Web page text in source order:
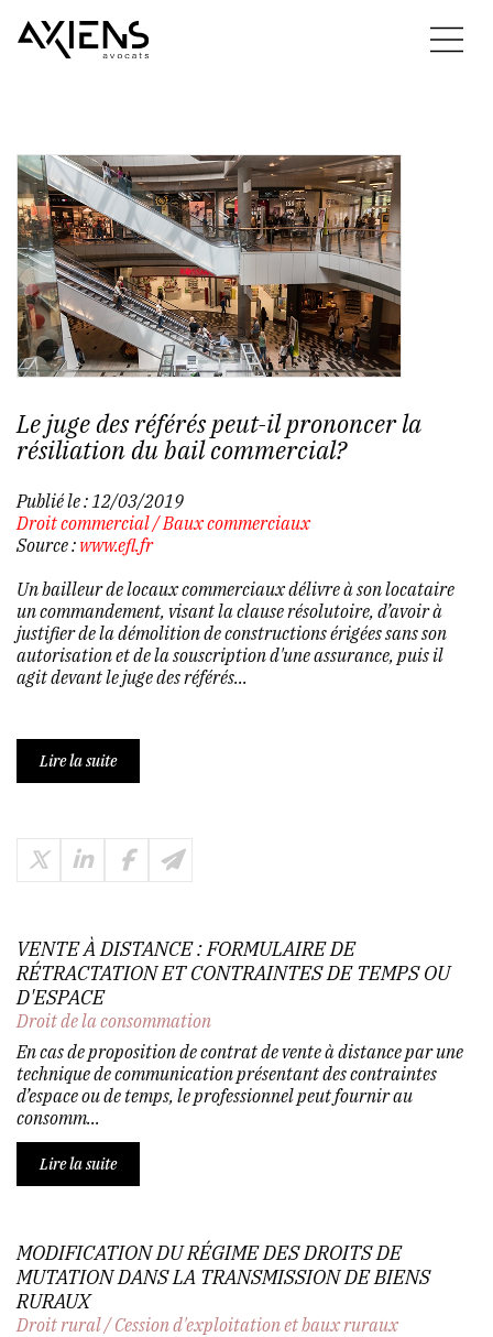
Le juge des référés peut-il prononcer la
résiliation du bail commercial?
Publié le : 12/03/2019
Droit commercial/Baux commerciaux
Source : www.efl.fr
Un bailleur de locaux commerciaux délivre à son locataire
un commandement, visant la clause résolutoire, d’avoir à
justifier de la démolition de constructions érigées sans son
autorisation et de la souscription d'une assurance, puis il
agit devant le juge des référés...
Lire la suite
VENTE À DISTANCE : FORMULAIRE DE
RÉTRACTATION ET CONTRAINTES DE TEMPS OU
D'ESPACE
Droit de la consommation
En cas de proposition de contrat de vente à distance par une
technique de communication présentant des contraintes
d’espace ou de temps, le professionnel peut fournir au
consomm...
Lire la suite
MODIFICATION DU RÉGIME DES DROITS DE
MUTATION DANS LA TRANSMISSION DE BIENS
RURAUX
Droit rural/Cession d'exploitation et baux ruraux